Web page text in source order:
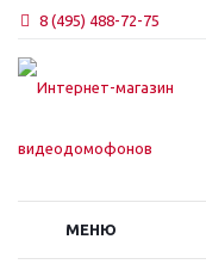
8 (495) 488-72-75
МЕНЮ